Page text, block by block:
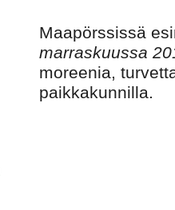
Maapörssissä
marraskuussa
moreenia,
paikkakunnilla.